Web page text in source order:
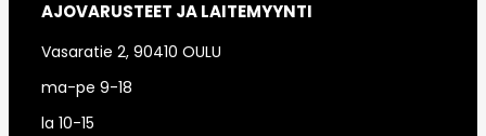
AJOVARUSTEET JA LAITEMYYNTI
Vasaratie 2, 90410 OULU
ma-pe 9-18
la 10-15